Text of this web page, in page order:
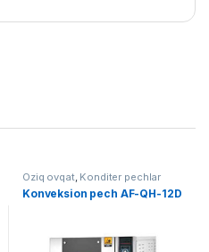
Oziq ovqat, Konditer pechlar
Konveksion pech AF-QH-12D